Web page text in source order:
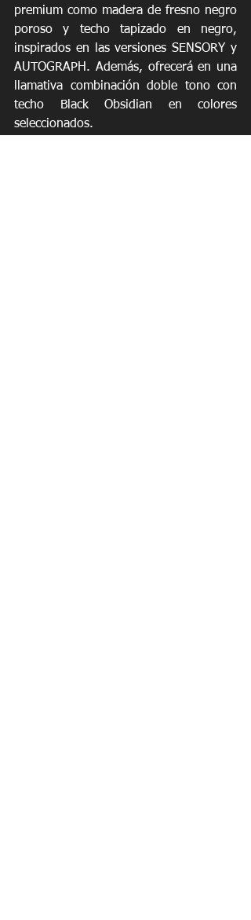
premium como madera de fresno negro
poroso y techo tapizado en negro,
inspirados en las versiones SENSORY y
AUTOGRAPH. Además, ofrecerá en una
llamativa combinación doble tono con
techo Black Obsidian en colores
seleccionados.